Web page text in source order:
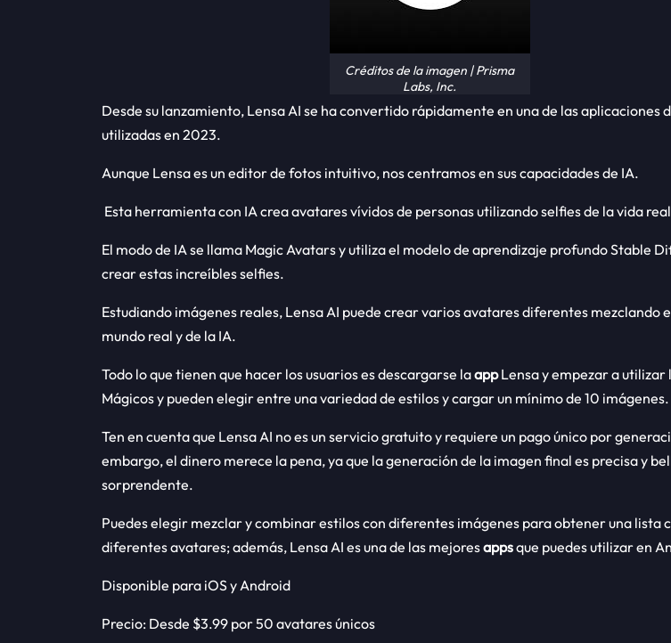
Créditos de la imagen | Prisma
Labs, Inc.
Desde su lanzamiento, Lensa AI se ha convertido rápidamente en una de las aplicaciones
utilizadas en 2023.
Aunque Lensa es un editor de fotos intuitivo, nos centramos en sus capacidades de IA.
Esta herramienta con IA crea avatares vívidos de personas utilizando selfies de la vida
El modo de IA se llama Magic Avatars y utiliza el modelo de aprendizaje profundo Stable
crear estas increíbles selfies.
Estudiando imágenes reales, Lensa AI puede crear varios avatares diferentes mezclando
mundo real y de la IA.
Todo lo que tienen que hacer los usuarios es descargarse laappLensa y empezar a utilizar
Mágicos y pueden elegir entre una variedad de estilos y cargar un mínimo de 10 imágenes.
Ten en cuenta que Lensa AI no es un servicio gratuito y requiere un pago único por
embargo, el dinero merece la pena, ya que la generación de la imagen final es precisa y
sorprendente.
Puedes elegir mezclar y combinar estilos con diferentes imágenes para obtener una lista
diferentes avatares; además, Lensa AI es una de las mejoresappsque puedes utilizar en
Disponible para iOS y Android
Precio: Desde $3.99 por 50 avatares únicos